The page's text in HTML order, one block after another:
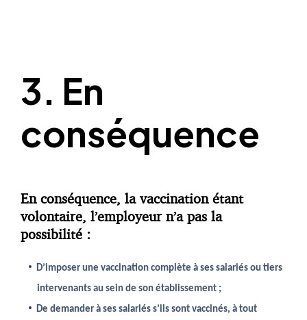
3. En
conséquence
En conséquence, la vaccination étant
volontaire, l’employeur n’a pas la
possibilité :
D’imposer une vaccination complète à ses salariés ou tiers
intervenants au sein de son établissement ;
De demander à ses salariés s’ils sont vaccinés, à tout